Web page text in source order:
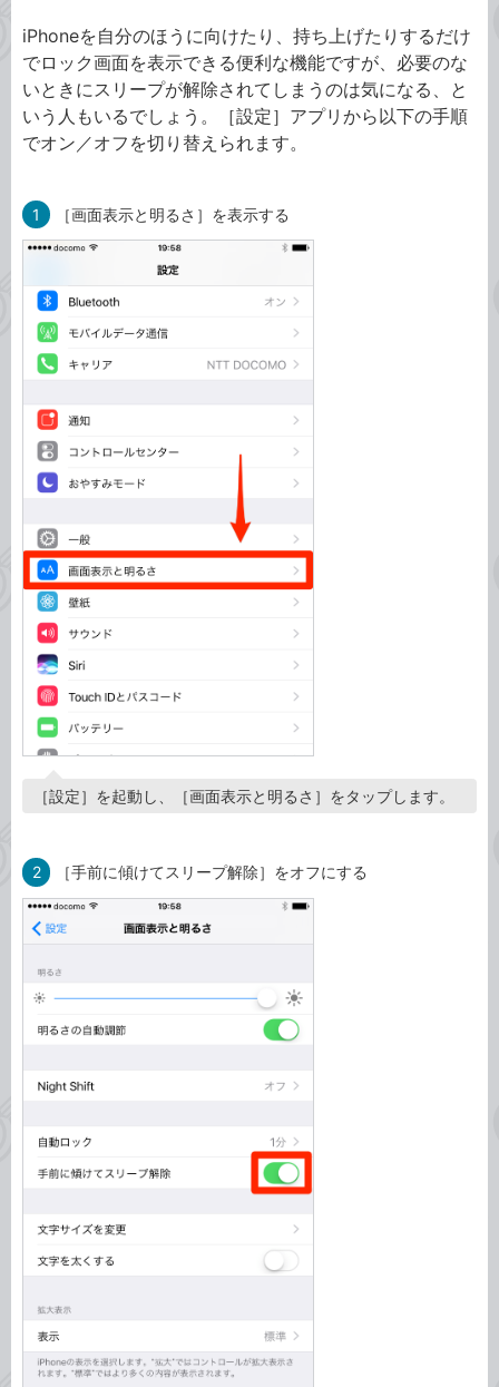
iPhoneを自分のほうに向けたり、持ち上げたりするだけ
でロック画面を表示できる便利な機能ですが、必要のな
いときにスリープが解除されてしまうのは気になる、と
いう人もいるでしょう。［設定］アプリから以下の手順
でオン／オフを切り替えられます。
1 ［画面表示と明るさ］を表示する
［設定］を起動し、［画面表示と明るさ］をタップします。
2 ［手前に傾けてスリープ解除］をオフにする